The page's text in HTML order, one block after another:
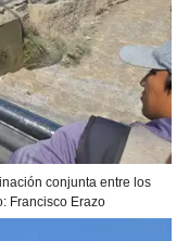
conjunta entre los
Francisco Erazo